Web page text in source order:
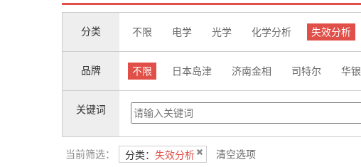
分类 不限 电学 光学 化学分析 失效分析
品牌 不限 日本岛津 济南金相 司特尔 华银
关键词
当前筛选： 分类： 失效分析 清空选项